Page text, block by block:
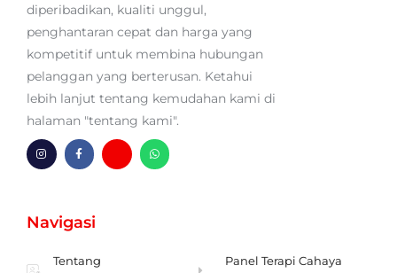
diperibadikan, kualiti unggul,
penghantaran cepat dan harga yang
kompetitif untuk membina hubungan
pelanggan yang berterusan. Ketahui
lebih lanjut tentang kemudahan kami di
halaman "tentang kami".
I
n
r
a
F
a
o
k
m
W
h
Navigasi
Tentang
Panel Terapi Cahaya